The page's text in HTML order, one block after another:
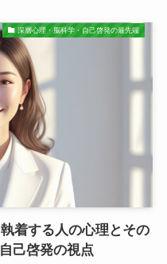
深層心理・脳科学・自己啓発の最先端
着する人の心理とその
己啓発の視点